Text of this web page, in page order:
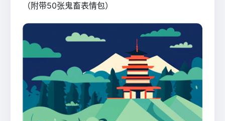
（附带50张鬼畜表情包）